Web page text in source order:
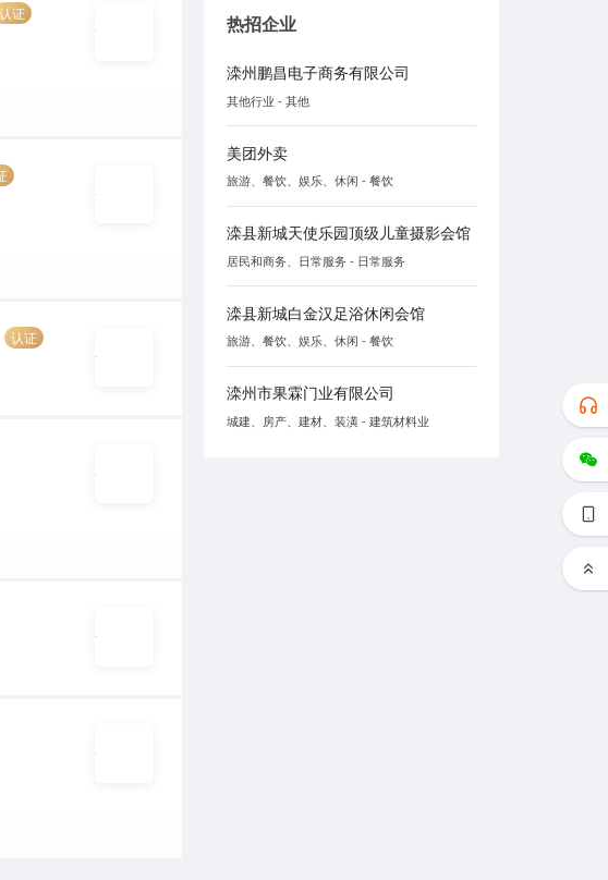
认证
认证
热招企业
滦州鹏昌电子商务有限公司
其他行业 - 其他
美团外卖
旅游、餐饮、娱乐、休闲 - 餐饮
滦县新城天使乐园顶级儿童摄影会馆
居民和商务、日常服务 - 日常服务
滦县新城白金汉足浴休闲会馆
旅游、餐饮、娱乐、休闲 - 餐饮
滦州市果霖门业有限公司
城建、房产、建材、装潢 - 建筑材料业